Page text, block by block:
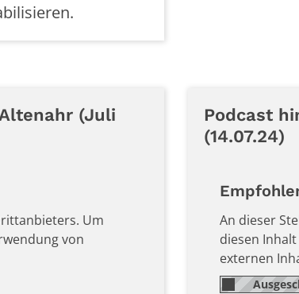
(Juli
Um
von
Podcast
(14.07.24)
An dieser
diesen
externen